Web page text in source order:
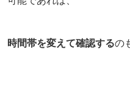
時間帯を変えて確認するの